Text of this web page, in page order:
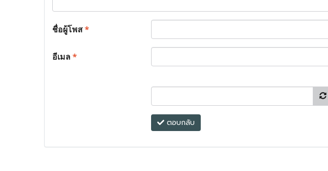
ชื่อผู้โพส*
อีเมล*
ตอบกลับ